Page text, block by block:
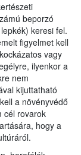
beporzó
keresi fel.
figyelmet kell
vagy
ilyenkor a
nem
kijuttatható
a növényvédő
cél rovarok
hogy a